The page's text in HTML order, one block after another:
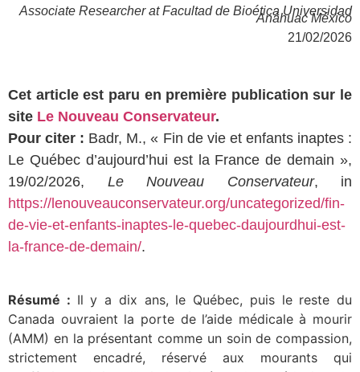
Associate Researcher at Facultad de Bioética Universidad
Anáhuac México
21/02/2026
Cet article est paru en première publication sur le
site Le Nouveau Conservateur.
Pour citer : Badr, M., « Fin de vie et enfants inaptes :
Le Québec d’aujourd’hui est la France de demain »,
19/02/2026, Le Nouveau Conservateur, in
https://lenouveauconservateur.org/uncategorized/fin-
de-vie-et-enfants-inaptes-le-quebec-daujourdhui-est-
la-france-de-demain/.
Résumé : Il y a dix ans, le Québec, puis le reste du
Canada ouvraient la porte de l’aide médicale à mourir
(AMM) en la présentant comme un soin de compassion,
strictement encadré, réservé aux mourants qui